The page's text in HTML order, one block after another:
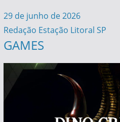
29 de junho de 2026
Redação Estação Litoral SP
GAMES